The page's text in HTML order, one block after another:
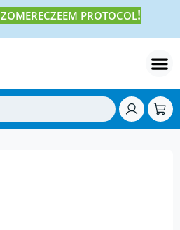
ZOMERECZEEM PROTOCOL!